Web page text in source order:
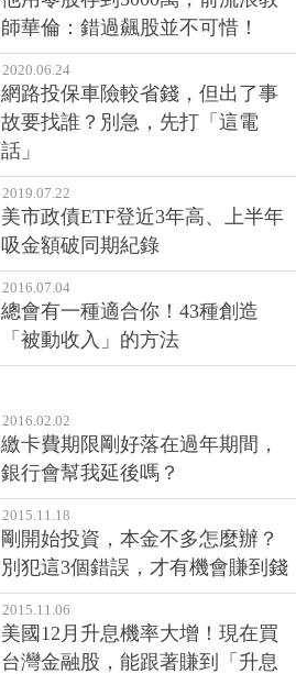
師華倫：錯過飆股並不可惜！
2020.06.24
網路投保車險較省錢，但出了事
故要找誰？別急，先打「這電
話」
2019.07.22
美市政債ETF登近3年高、上半年
吸金額破同期紀錄
2016.07.04
總會有一種適合你！43種創造
「被動收入」的方法
2016.02.02
繳卡費期限剛好落在過年期間，
銀行會幫我延後嗎？
2015.11.18
剛開始投資，本金不多怎麼辦？
別犯這3個錯誤，才有機會賺到錢
2015.11.06
美國12月升息機率大增！現在買
台灣金融股，能跟著賺到「升息